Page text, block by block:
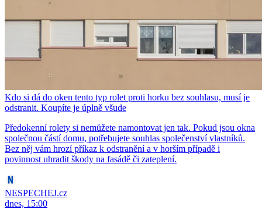
Kdo si dá do oken tento typ rolet proti horku bez souhlasu, musí je
odstranit. Koupíte je úplně všude
Předokenní rolety si nemůžete namontovat jen tak. Pokud jsou okna
společnou částí domu, potřebujete souhlas společenství vlastníků.
Bez něj vám hrozí příkaz k odstranění a v horším případě i
povinnost uhradit škody na fasádě či zateplení.
NESPECHEJ.cz
dnes, 15:00